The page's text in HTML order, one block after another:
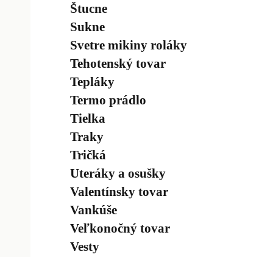
Štucne
Sukne
Svetre mikiny roláky
Tehotenský tovar
Tepláky
Termo prádlo
Tielka
Traky
Tričká
Uteráky a osušky
Valentínsky tovar
Vankúše
Veľkonočný tovar
Vesty